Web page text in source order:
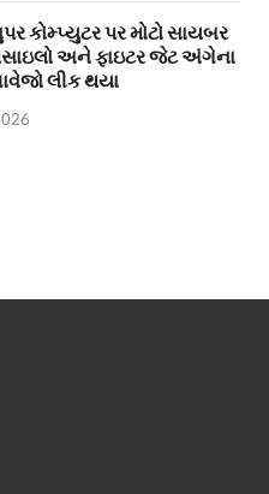
કોમ્પ્યુટર પર મોટો સાયબર
અને ફાઇટર જેટ અંગેના
લીક થયા